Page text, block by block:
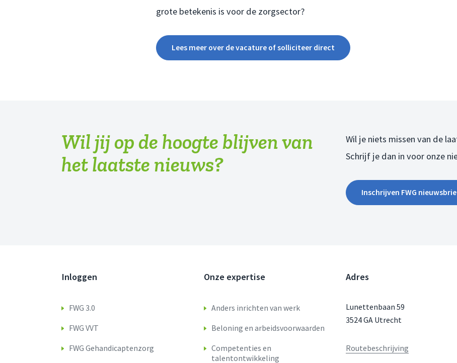
grote betekenis is voor de zorgsector?
Lees meer over de vacature of solliciteer direct
Wil jij op de hoogte blijven van
het laatste nieuws?
Wil je niets missen van de
Schrijf je dan in voor onze
Inschrijven FWG
Inloggen
FWG 3.0
FWG VVT
FWG Gehandicaptenzorg
Onze expertise
Anders inrichten van werk
Beloning en arbeidsvoorwaarden
Competenties en
talentontwikkeling
Adres
Lunettenbaan 59
3524 GA Utrecht
Routebeschrijving